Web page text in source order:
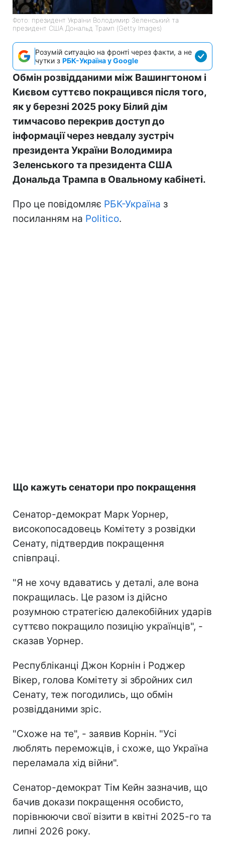
Фото: президент України Володимир Зеленський та
президент США Дональд Трамп (Getty Images)
Розумій ситуацію на фронті через факти, а не
чутки з РБК-Україна у Google
Обмін розвідданими між Вашингтоном і
Києвом суттєво покращився після того,
як у березні 2025 року Білий дім
тимчасово перекрив доступ до
інформації через невдалу зустріч
президента України Володимира
Зеленського та президента США
Дональда Трампа в Овальному кабінеті.
Про це повідомляє РБК-Україна з
посиланням на Politico.
Що кажуть сенатори про покращення
Сенатор-демократ Марк Уорнер,
високопосадовець Комітету з розвідки
Сенату, підтвердив покращення
співпраці.
"Я не хочу вдаватись у деталі, але вона
покращилась. Це разом із дійсно
розумною стратегією далекобійних ударів
суттєво покращило позицію українців", -
сказав Уорнер.
Республіканці Джон Корнін і Роджер
Вікер, голова Комітету зі збройних сил
Сенату, теж погодились, що обмін
розвідданими зріс.
"Схоже на те", - заявив Корнін. "Усі
люблять переможців, і схоже, що Україна
переламала хід війни".
Сенатор-демократ Тім Кейн зазначив, що
бачив докази покращення особисто,
порівнюючи свої візити в квітні 2025-го та
липні 2026 року.